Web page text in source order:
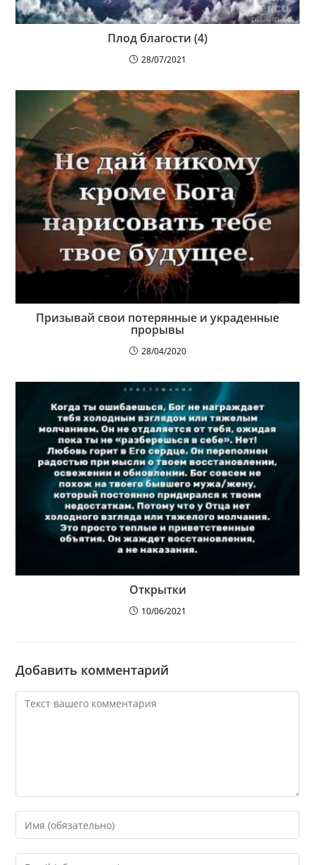
Плод благости (4)
28/07/2021
Призывай свои потерянные и украденные
прорывы
28/04/2020
Открытки
10/06/2021
Добавить комментарий